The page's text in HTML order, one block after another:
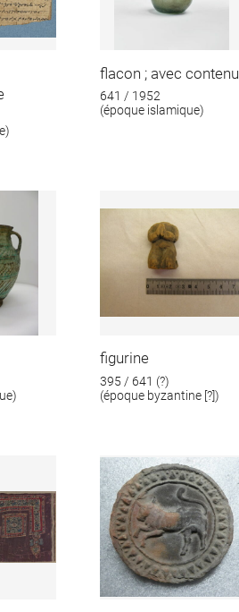
flacon ; avec contenu
641 / 1952
(époque islamique)
figurine
395 / 641 (?)
(époque byzantine [?])